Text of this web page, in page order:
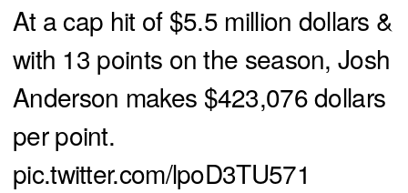
At a cap hit of $5.5 million dollars &
with 13 points on the season, Josh
Anderson makes $423,076 dollars
per point.
pic.twitter.com/lpoD3TU571